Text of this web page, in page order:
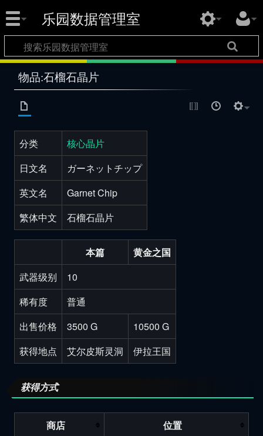
乐园数据管理室
物品:石榴石晶片
本篇
黄金之国
武器级别
10
稀有度
普通
出售价格
3500 G
10500 G
获得地点
艾尔皮斯灵洞 伊拉王国
分类
核心晶片
日文名
ガーネットチップ
英文名
Garnet Chip
繁体中文
石榴石晶片
获得方式
商店
位置